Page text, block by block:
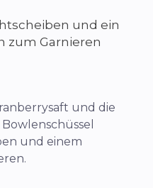
und ein
zum Garnieren
und die
und einem